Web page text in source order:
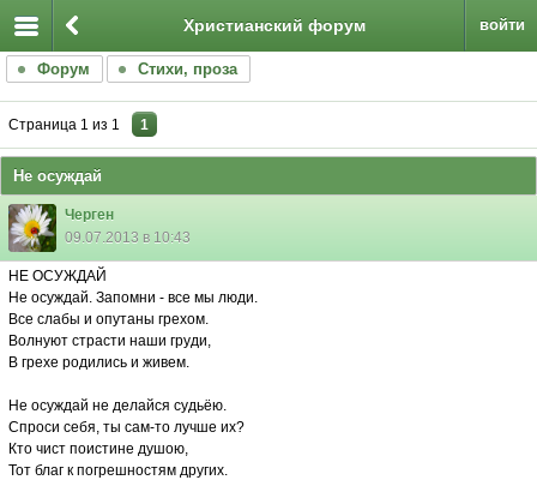
войти
Христианский форум
Форум Стихи, проза
Страница 1 из 1 1
Не осуждай
Черген
09.07.2013 в 10:43
НЕ ОСУЖДАЙ
Не осуждай. Запомни - все мы люди.
Все слабы и опутаны грехом.
Волнуют страсти наши груди,
В грехе родились и живем.
Не осуждай не делайся судьёю.
Спроси себя, ты сам-то лучше их?
Кто чист поистине душою,
Тот благ к погрешностям других.